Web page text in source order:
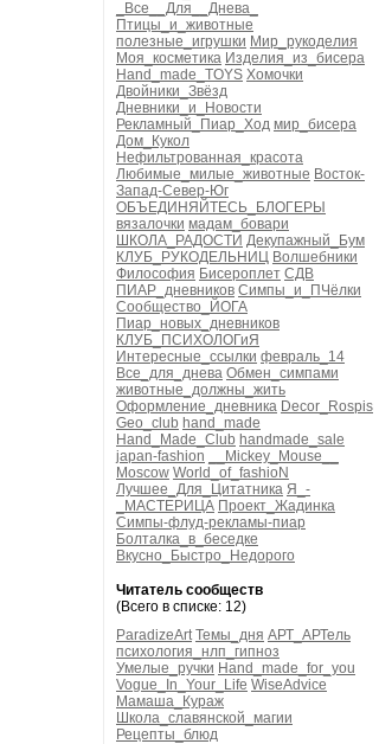
_Все__Для__Днева_
Птицы_и_животные
полезные_игрушки Мир_рукоделия
Моя_косметика Изделия_из_бисера
Hand_made_TOYS Хомочки
Двойники_Звёзд
Дневники_и_Новости
Рекламный_Пиар_Ход мир_бисера
Дом_Кукол
Нефильтрованная_красота
Любимые_милые_животные Восток-
Запад-Север-Юг
ОБЪЕДИНЯЙТЕСЬ_БЛОГЕРЫ
вязалочки мадам_бовари
ШКОЛА_РАДОСТИ Декупажный_Бум
КЛУБ_РУКОДЕЛЬНИЦ Волшебники
Философия Бисероплет СДВ
ПИАР_дневников Симпы_и_ПЧёлки
Сообщество_ЙОГА
Пиар_новых_дневников
КЛУБ_ПСИХОЛОГиЯ
Интересные_ссылки февраль_14
Все_для_днева Обмен_симпами
животные_должны_жить
Оформление_дневника Decor_Rospis
Geo_club hand_made
Hand_Made_Club handmade_sale
japan-fashion
__Mickey_Mouse__
Moscow World_of_fashioN
Лучшее_Для_Цитатника Я_-
_МАСТЕРИЦА Проект_Жадинка
Симпы-флуд-рекламы-пиар
Болталка_в_беседке
Вкусно_Быстро_Недорого
Читатель сообществ
(Всего в списке: 12)
ParadizeArt Темы_дня АРТ_АРТель
психология_нлп_гипноз
Умелые_ручки Hand_made_for_you
Vogue_In_Your_Life WiseAdvice
Мамаша_Кураж
Школа_славянской_магии
Рецепты_блюд